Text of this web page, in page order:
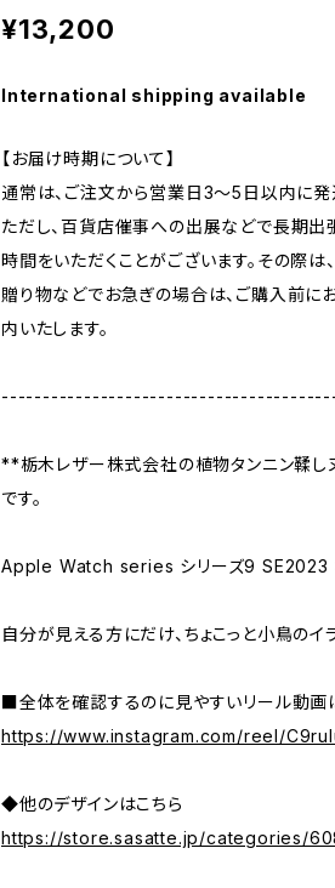
¥13,200
International shipping available
【お届け時期について】
通常は、ご注文から営業日3～5日以内に発
ただし、百貨店催事への出展などで長期
時間をいただくことがございます。その際
贈り物などでお急ぎの場合は、ご購入前に
内いたします。
**栃木レザー株式会社の植物タンニン鞣
です。
Apple Watch series シリーズ9
自分が見える方にだけ、ちょこっと小鳥の
■全体を確認するのに見やすいリール動画
https://www.instagram.com/reel/
◆他のデザインはこちら
https://store.sasatte.jp/categories/